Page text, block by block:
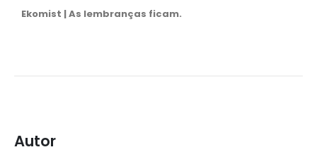
Ekomist | As lembranças ficam.
Autor